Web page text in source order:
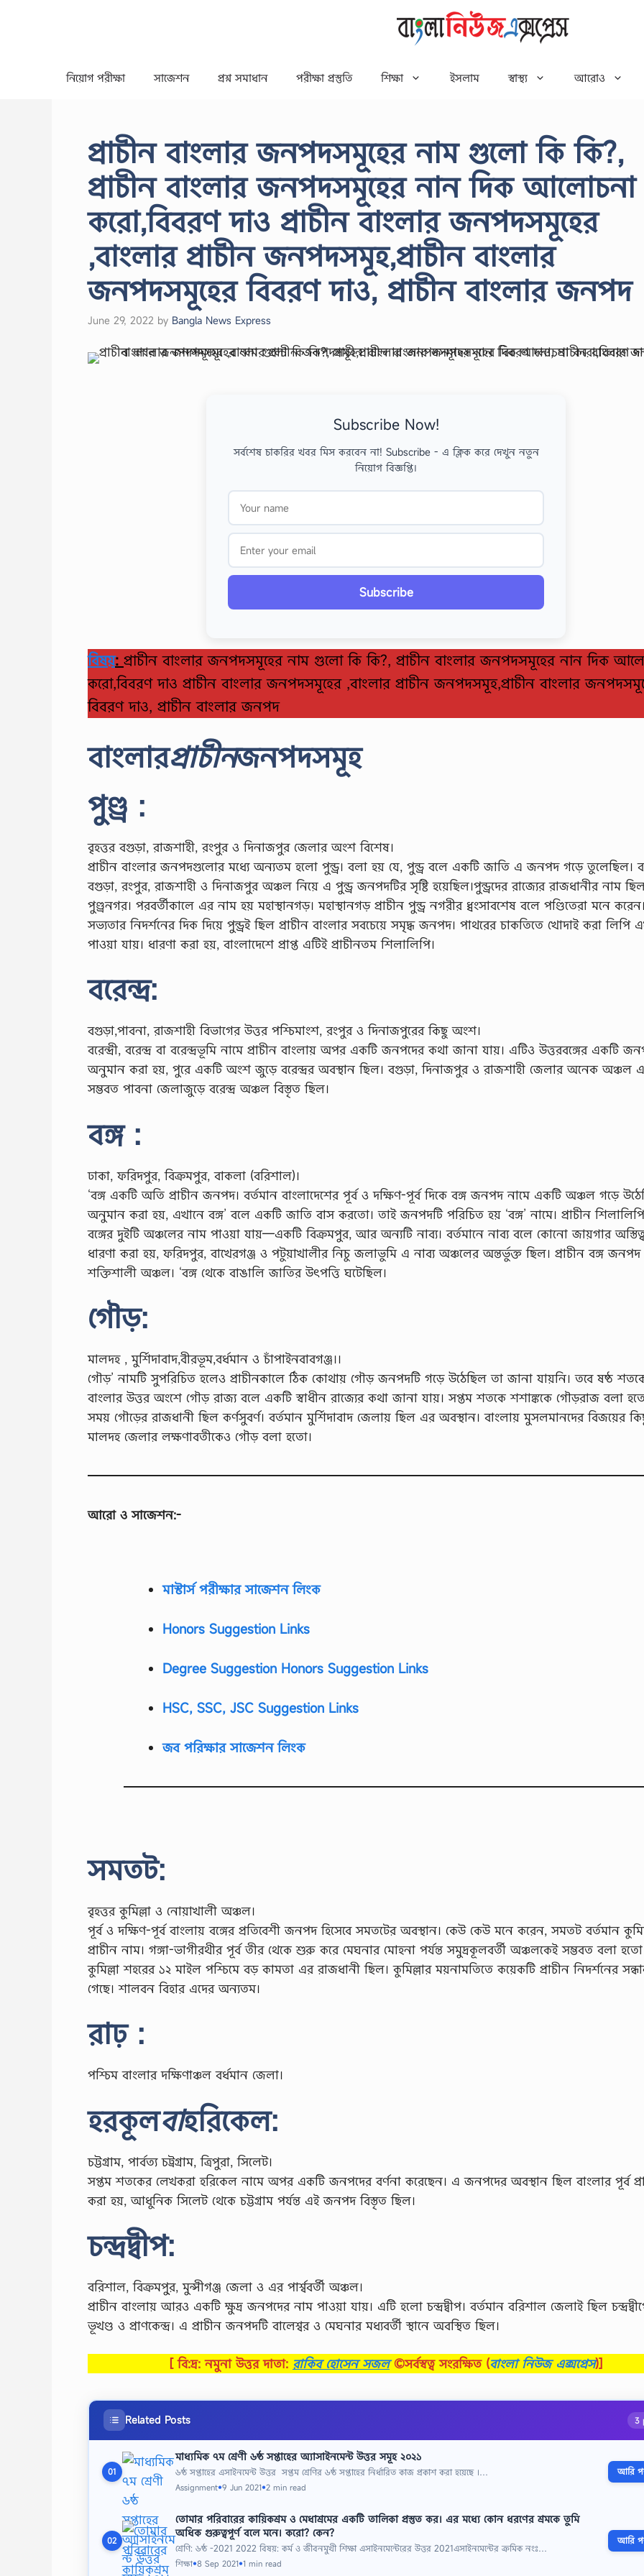
নিয়োগ পরীক্ষা সাজেশন প্রশ্ন সমাধান পরীক্ষা প্রস্তুতি শিক্ষা ইসলাম স্বাস্থ্য আরোও
প্রাচীন বাংলার জনপদসমূহের নাম গুলো কি কি?,
প্রাচীন বাংলার জনপদসমূহের নান দিক আলোচনা
করো,বিবরণ দাও প্রাচীন বাংলার জনপদসমূহের
,বাংলার প্রাচীন জনপদসমূহ,প্রাচীন বাংলার
জনপদসমূহের বিবরণ দাও, প্রাচীন বাংলার জনপদ
June 29, 2022 by Bangla News Express
Subscribe Now!
সর্বশেষ চাকরির খবর মিস করবেন না! Subscribe - এ ক্লিক করে দেখুন নতুন
নিয়োগ বিজ্ঞপ্তি।
Subscribe
বিষয়: প্রাচীন বাংলার জনপদসমূহের নাম গুলো কি কি?, প্রাচীন বাংলার জনপদসমূহের নান দিক
করো,বিবরণ দাও প্রাচীন বাংলার জনপদসমূহের ,বাংলার প্রাচীন জনপদসমূহ,প্রাচীন বাংলার
বিবরণ দাও, প্রাচীন বাংলার জনপদ
বাংলারপ্রাচীনজনপদসমূহ
পুণ্ড্র :
বৃহত্তর বগুড়া, রাজশাহী, রংপুর ও দিনাজপুর জেলার অংশ বিশেষ।
প্রাচীন বাংলার জনপদগুলাের মধ্যে অন্যতম হলাে পুন্ড্র। বলা হয় যে, পুন্ড্র বলে একটি জাতি এ জনপদ গড়ে তুলেছিল।
বগুড়া, রংপুর, রাজশাহী ও দিনাজপুর অঞ্চল নিয়ে এ পুন্ড্র জনপদটির সৃষ্টি হয়েছিল।পুন্ড্রদের রাজ্যের রাজধানীর নাম
পুণ্ড্রনগর। পরবর্তীকালে এর নাম হয় মহাস্থানগড়। মহাস্থানগড় প্রাচীন পুন্ড্র নগরীর ধ্বংসাবশেষ বলে পণ্ডিতেরা মনে
সভ্যতার নিদর্শনের দিক দিয়ে পুন্ড্রই ছিল প্রাচীন বাংলার সবচেয়ে সমৃদ্ধ জনপদ। পাথরের চাকতিতে খােদাই করা লিপি
পাওয়া যায়। ধারণা করা হয়, বাংলাদেশে প্রাপ্ত এটিই প্রাচীনতম শিলালিপি।
বরেন্দ্ৰ:
বগুড়া,পাবনা, রাজশাহী বিভাগের উত্তর পশ্চিমাংশ, রংপুর ও দিনাজপুরের কিছু অংশ।
বরেন্দ্রী, বরেন্দ্র বা বরেন্দ্রভূমি নামে প্রাচীন বাংলায় অপর একটি জনপদের কথা জানা যায়। এটিও উত্তরবঙ্গের একটি
অনুমান করা হয়, পুরে একটি অংশ জুড়ে বরেন্দ্রর অবস্থান ছিল। বগুড়া, দিনাজপুর ও রাজশাহী জেলার অনেক অঞ্চল
সম্ভবত পাবনা জেলাজুড়ে বরেন্দ্র অঞ্চল বিস্তৃত ছিল।
বঙ্গ :
ঢাকা, ফরিদপুর, বিক্রমপুর, বাকলা (বরিশাল)।
‘বঙ্গ একটি অতি প্রাচীন জনপদ। বর্তমান বাংলাদেশের পূর্ব ও দক্ষিণ-পূর্ব দিকে বঙ্গ জনপদ নামে একটি অঞ্চল গড়ে
অনুমান করা হয়, এখানে বঙ্গ’ বলে একটি জাতি বাস করতাে। তাই জনপদটি পরিচিত হয় ‘বঙ্গ’ নামে। প্রাচীন
বঙ্গের দুইটি অঞ্চলের নাম পাওয়া যায়—একটি বিক্রমপুর, আর অন্যটি নাব্য। বর্তমানে নাব্য বলে কোনাে জায়গার
ধারণা করা হয়, ফরিদপুর, বাখেরগঞ্জ ও পটুয়াখালীর নিচু জলাভুমি এ নাব্য অঞ্চলের অন্তর্ভুক্ত ছিল। প্রাচীন বঙ্গ
শক্তিশালী অঞ্চল। ‘বঙ্গ থেকে বাঙালি জাতির উৎপত্তি ঘটেছিল।
গৌড়:
মালদহ , মুর্শিদাবাদ,বীরভূম,বর্ধমান ও চাঁপাইনবাবগঞ্জ।।
গৌড়’ নামটি সুপরিচিত হলেও প্রাচীনকালে ঠিক কোথায় গৌড় জনপদটি গড়ে উঠেছিল তা জানা যায়নি। তবে ষষ্ঠ
বাংলার উত্তর অংশে গৌড় রাজ্য বলে একটি স্বাধীন রাজ্যের কথা জানা যায়। সপ্তম শতকে শশাঙ্ককে গৌড়রাজ বলা
সময় গৌড়ের রাজধানী ছিল কর্ণসুবর্ণ। বর্তমান মুর্শিদাবাদ জেলায় ছিল এর অবস্থান। বাংলায় মুসলমানদের বিজয়ের
মালদহ জেলার লক্ষণাবতীকেও গৌড় বলা হতাে।
আরো ও সাজেশন:-
মাস্টার্স পরীক্ষার সাজেশন লিংক
Honors Suggestion Links
Degree Suggestion Honors Suggestion Links
HSC, SSC, JSC Suggestion Links
জব পরিক্ষার সাজেশন লিংক
সমতট:
বৃহত্তর কুমিল্লা ও নোয়াখালী অঞ্চল।
পূর্ব ও দক্ষিণ-পূর্ব বাংলায় বঙ্গের প্রতিবেশী জনপদ হিসেবে সমতটের অবস্থান। কেউ কেউ মনে করেন, সমতট বর্তমান
প্রাচীন নাম। গঙ্গা-ভাগীরথীর পূর্ব তীর থেকে শুরু করে মেঘনার মােহনা পর্যন্ত সমুদ্রকূলবর্তী অঞ্চলকেই সম্ভবত বলা
কুমিল্লা শহরের ১২ মাইল পশ্চিমে বড় কামতা এর রাজধানী ছিল। কুমিল্লার ময়নামতিতে কয়েকটি প্রাচীন নিদর্শনের
গেছে। শালবন বিহার এদের অন্যতম।
রাঢ় :
পশ্চিম বাংলার দক্ষিণাঞ্চল বর্ধমান জেলা।
হরকূলবাহরিকেল:
চট্টগ্ৰাম, পার্বত্য চট্ৰগ্ৰাম, ত্ৰিপুরা, সিলেট।
সপ্তম শতকের লেখকরা হরিকেল নামে অপর একটি জনপদের বর্ণনা করেছেন। এ জনপদের অবস্থান ছিল বাংলার পূর্ব
করা হয়, আধুনিক সিলেট থেকে চট্টগ্রাম পর্যন্ত এই জনপদ বিস্তৃত ছিল।
চন্দ্ৰদ্বীপ:
বরিশাল, বিক্ৰমপু্র, মুন্সীগঞ্জ জেলা ও এর পার্শ্ববর্তী অঞ্চল।
প্রাচীন বাংলায় আরও একটি ক্ষুদ্র জনপদের নাম পাওয়া যায়। এটি হলাে চন্দ্রদ্বীপ। বর্তমান বরিশাল জেলাই ছিল
ভূখণ্ড ও প্রাণকেন্দ্র। এ প্রাচীন জনপদটি বালেশ্বর ও মেঘনার মধ্যবর্তী স্থানে অবস্থিত ছিল।
[ বি:দ্র: নমুনা উত্তর দাতা: রাকিব হোসেন সজল ©সর্বস্বত্ব সংরক্ষিত (বাংলা নিউজ এক্সপ্রেস)]
Related Posts 3
01
মাধ্যমিক ৭ম শ্রেণী ৬ষ্ঠ সপ্তাহের অ্যাসাইনমেন্ট উত্তর সমূহ ২০২১
৬ষ্ঠ সপ্তাহের এসাইনমেন্ট উত্তর সপ্তম শ্রেণির ৬ষ্ঠ সপ্তাহের নির্ধারিত কাজ প্রকাশ করা হয়েছে ।…
Assignment●9 Jun 2021●2 min read
আরি
02
তােমার পরিবারের কায়িকশ্রম ও মেধাশ্রমের একটি তালিকা প্রস্তুত কর। এর মধ্যে কোন ধরণের শ্রমকে তুমি
অধিক গুরুত্বপূর্ণ বলে মনে। করাে? কেন?
শ্রেণি: ৬ষ্ঠ -2021 2022 বিষয়: কর্ম ও জীবনমুখী শিক্ষা এসাইনমেন্টেরের উত্তর 2021এসাইনমেন্টের ক্রমিক নংঃ…
শিক্ষা●8 Sep 2021●1 min read
আরি